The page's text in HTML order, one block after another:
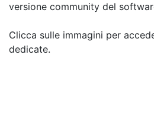
versione community del
Clicca sulle immagini per
dedicate.